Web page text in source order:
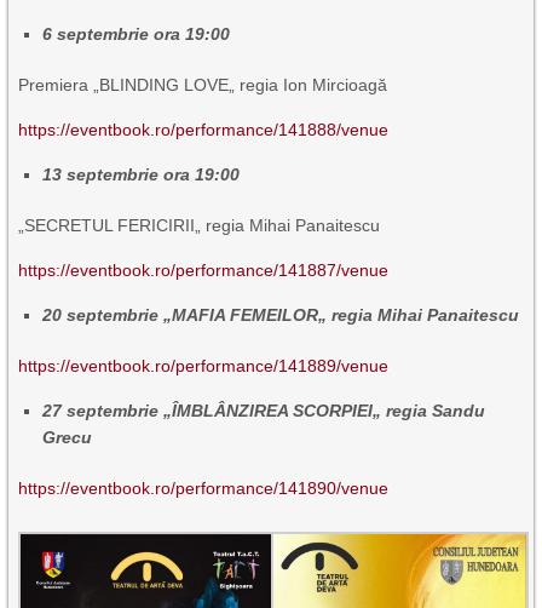
6 septembrie ora 19:00
Premiera „BLINDING LOVE„ regia Ion Mircioagă
https://eventbook.ro/performance/141888/venue
13 septembrie ora 19:00
„SECRETUL FERICIRII„ regia Mihai Panaitescu
https://eventbook.ro/performance/141887/venue
20 septembrie „MAFIA FEMEILOR„ regia Mihai Panaitescu
https://eventbook.ro/performance/141889/venue
27 septembrie „ÎMBLÂNZIREA SCORPIEI„ regia Sandu
Grecu
https://eventbook.ro/performance/141890/venue